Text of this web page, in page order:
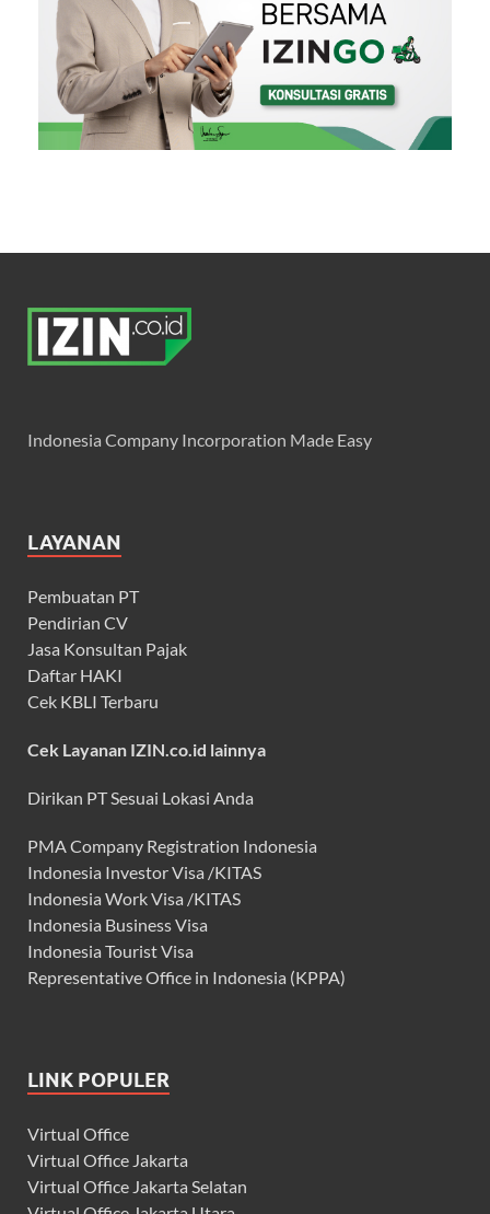
Indonesia Company Incorporation Made Easy
LAYANAN
Pembuatan PT
Pendirian CV
Jasa Konsultan Pajak
Daftar HAKI
Cek KBLI Terbaru
Cek Layanan IZIN.co.id lainnya
Dirikan PT Sesuai Lokasi Anda
PMA Company Registration Indonesia
Indonesia Investor Visa /KITAS
Indonesia Work Visa /KITAS
Indonesia Business Visa
Indonesia Tourist Visa
Representative Office in Indonesia (KPPA)
LINK POPULER
Virtual Office
Virtual Office Jakarta
Virtual Office Jakarta Selatan